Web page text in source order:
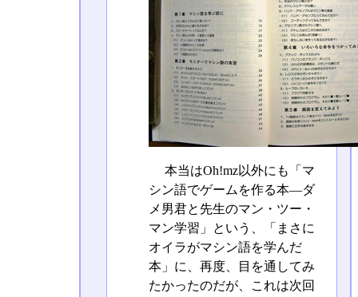
本当はOh!mz以外にも「マ
シン語でゲームを作る本―ダ
メ男君と先生のマン・ツー・
マン学習」という、「まさに
オイラがマシン語を学んだ
本」に、再度、目を通してみ
たかったのだが、これは次回